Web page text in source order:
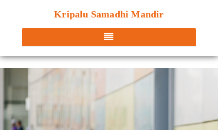
Kripalu Samadhi Mandir